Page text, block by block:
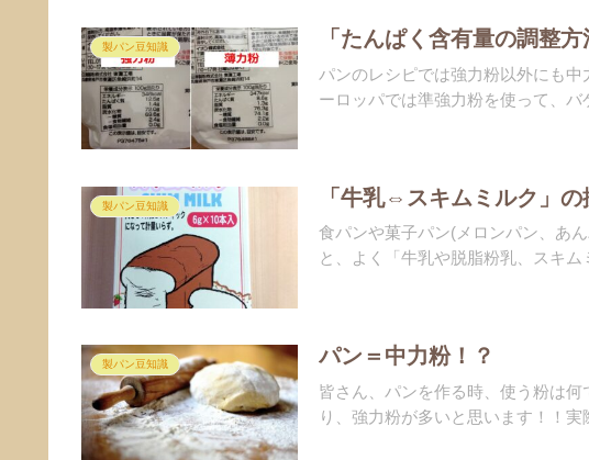
製パン豆知識 「たんぱく含有量の調整方
パンのレシピでは強力粉以外にも
ーロッパでは準強力粉を使って、バ
製パン豆知識 「牛乳⇔スキムミルク」の
食パンや菓子パン(メロンパン、あ
と、よく「牛乳や脱脂粉乳、スキム
製パン豆知識 パン＝中力粉！？
皆さん、パンを作る時、使う粉は
り、強力粉が多いと思います！！実